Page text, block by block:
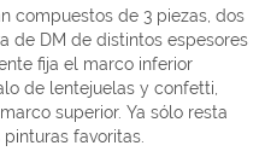
compuestos de 3 piezas, dos
de DM de distintos espesores
fija el marco inferior
de lentejuelas y confetti,
superior. Ya sólo resta
favoritas.